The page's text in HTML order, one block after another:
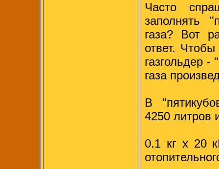
Часто
заполнять
газа? Вот
ответ. Чтобы
газгольдер
газа
В
4250 литров
0.1 кг х 20